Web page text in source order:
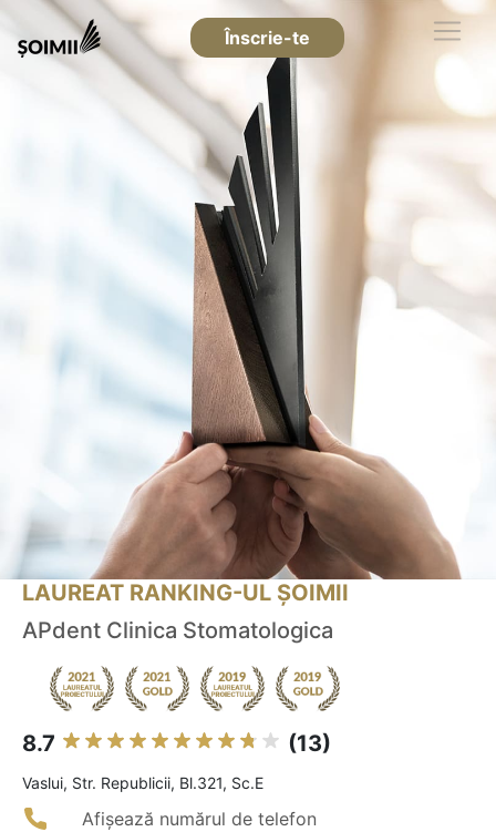
Înscrie-te
LAUREAT RANKING-UL ȘOIMII
APdent Clinica Stomatologica
8.7 (13)
Vaslui, Str. Republicii, Bl.321, Sc.E
Afișează numărul de telefon